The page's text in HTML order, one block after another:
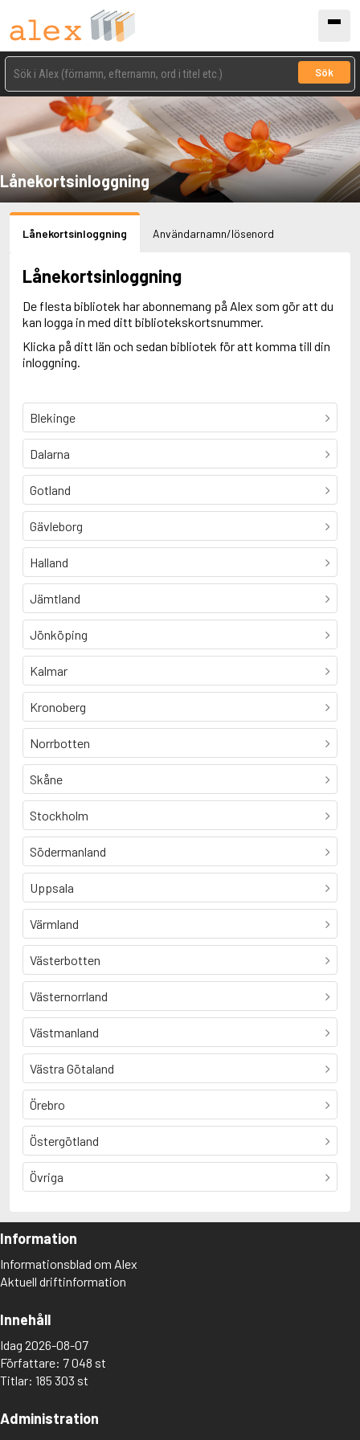
Sök
Lånekortsinloggning
Lånekortsinloggning Användarnamn/lösenord
Lånekortsinloggning
De flesta bibliotek har abonnemang på Alex som gör att du
kan logga in med ditt bibliotekskortsnummer.
Klicka på ditt län och sedan bibliotek för att komma till din
inloggning.
Blekinge
Dalarna
Gotland
Gävleborg
Halland
Jämtland
Jönköping
Kalmar
Kronoberg
Norrbotten
Skåne
Stockholm
Södermanland
Uppsala
Värmland
Västerbotten
Västernorrland
Västmanland
Västra Götaland
Örebro
Östergötland
Övriga
Information
Informationsblad om Alex
Aktuell driftinformation
Innehåll
Idag 2026-08-07
Författare: 7 048 st
Titlar: 185 303 st
Administration